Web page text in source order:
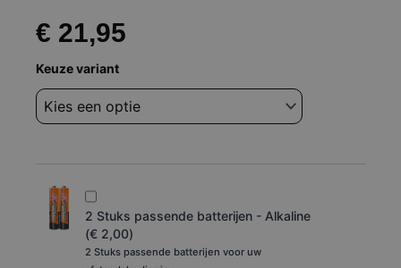
€ 21,95
Keuze variant
2 Stuks passende batterijen - Alkaline
(€ 2,00)
2 Stuks passende batterijen voor uw
Afstandsbediening
Epson
1456641
aantal